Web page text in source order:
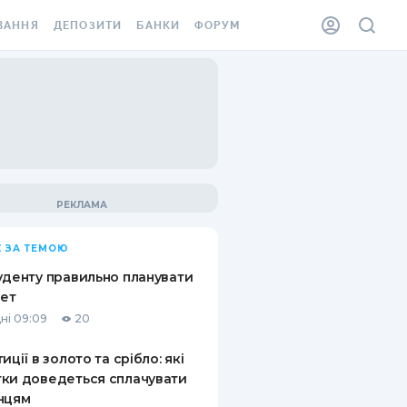
ВІНЬЄТКА
ВІД
ВИПАДКІВ
ДЕПОЗИТИ
ПИТАННЯ ТА ВІДПОВІДІ
ПУТІВНИКИ ПО
БАНКИ ФОРУМ
ЗА ТЕМОЮ
правильно планувати
09:09 20
в золото та срібло: які
доведеться сплачувати